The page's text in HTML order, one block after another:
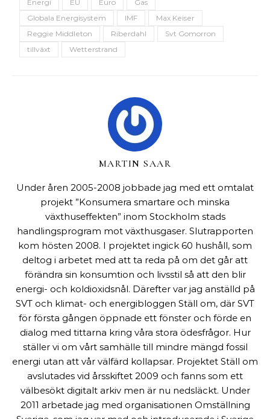
Energi
EU Euro
Gas
Globala Energisystem
IMF
Max Keiser
Reggie Middleton
Riberdahl
Svt Gomorron
tillväxt
Wetterstrand
MARTIN SAAR
Under åren 2005-2008 jobbade jag med ett omtalat
projekt ”Konsumera smartare och minska
växthuseffekten” inom Stockholm stads
handlingsprogram mot växthusgaser. Slutrapporten
kom hösten 2008. I projektet ingick 60 hushåll, som
deltog i arbetet med att ta reda på om det går att
förändra sin konsumtion och livsstil så att den blir
energi- och koldioxidsnål. Därefter var jag anställd på
SVT och klimat- och energibloggen Ställ om, där SVT
för första gången öppnade ett fönster och förde en
dialog med tittarna kring våra stora ödesfrågor. Hur
ställer vi om vårt samhälle till mindre mängd fossil
energi utan att vår välfärd kollapsar. Projektet Ställ om
avslutades vid årsskiftet 2009 och fanns som ett
välbesökt digitalt arkiv men är nu nedsläckt. Under
2011 arbetade jag med organisationen Omställning